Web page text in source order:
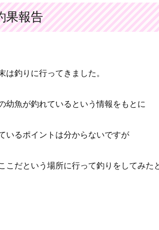
果報告
は釣りに行ってきました。
幼魚が釣れているという情報をもとに
いるポイントは分からないですが
こだという場所に行って釣りをしてみた